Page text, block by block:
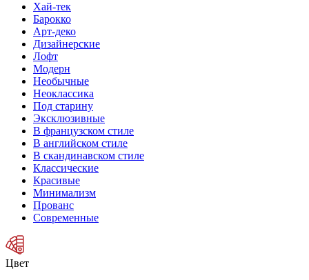
Хай-тек
Барокко
Арт-деко
Дизайнерские
Лофт
Модерн
Необычные
Неоклассика
Под старину
Эксклюзивные
В французском стиле
В английском стиле
В скандинавском стиле
Классические
Красивые
Минимализм
Прованс
Современные
Цвет